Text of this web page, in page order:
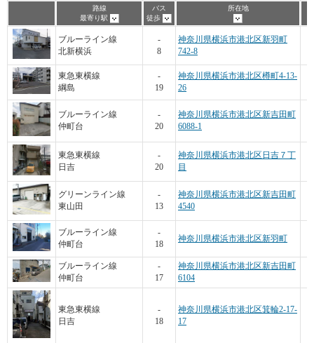
路線
最寄り駅
バス
徒歩
所在地
ブルーライン線
北新横浜
-
8
神奈川県横浜市港北区新羽町
742-8
東急東横線
綱島
-
19
神奈川県横浜市港北区樽町4-13-
26
ブルーライン線
仲町台
-
20
神奈川県横浜市港北区新吉田町
6088-1
東急東横線
日吉
-
20
神奈川県横浜市港北区日吉７丁
目
グリーンライン線
東山田
-
13
神奈川県横浜市港北区新吉田町
4540
ブルーライン線
仲町台
-
18
神奈川県横浜市港北区新羽町
ブルーライン線
仲町台
-
17
神奈川県横浜市港北区新吉田町
6104
東急東横線
日吉
-
18
神奈川県横浜市港北区箕輪2-17-
17